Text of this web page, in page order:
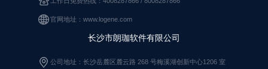
官网地址：www.logene.com
长沙市朗珈软件有限公司
公司地址：长沙岳麓区麓云路 268 号梅溪湖创新中心1206 室